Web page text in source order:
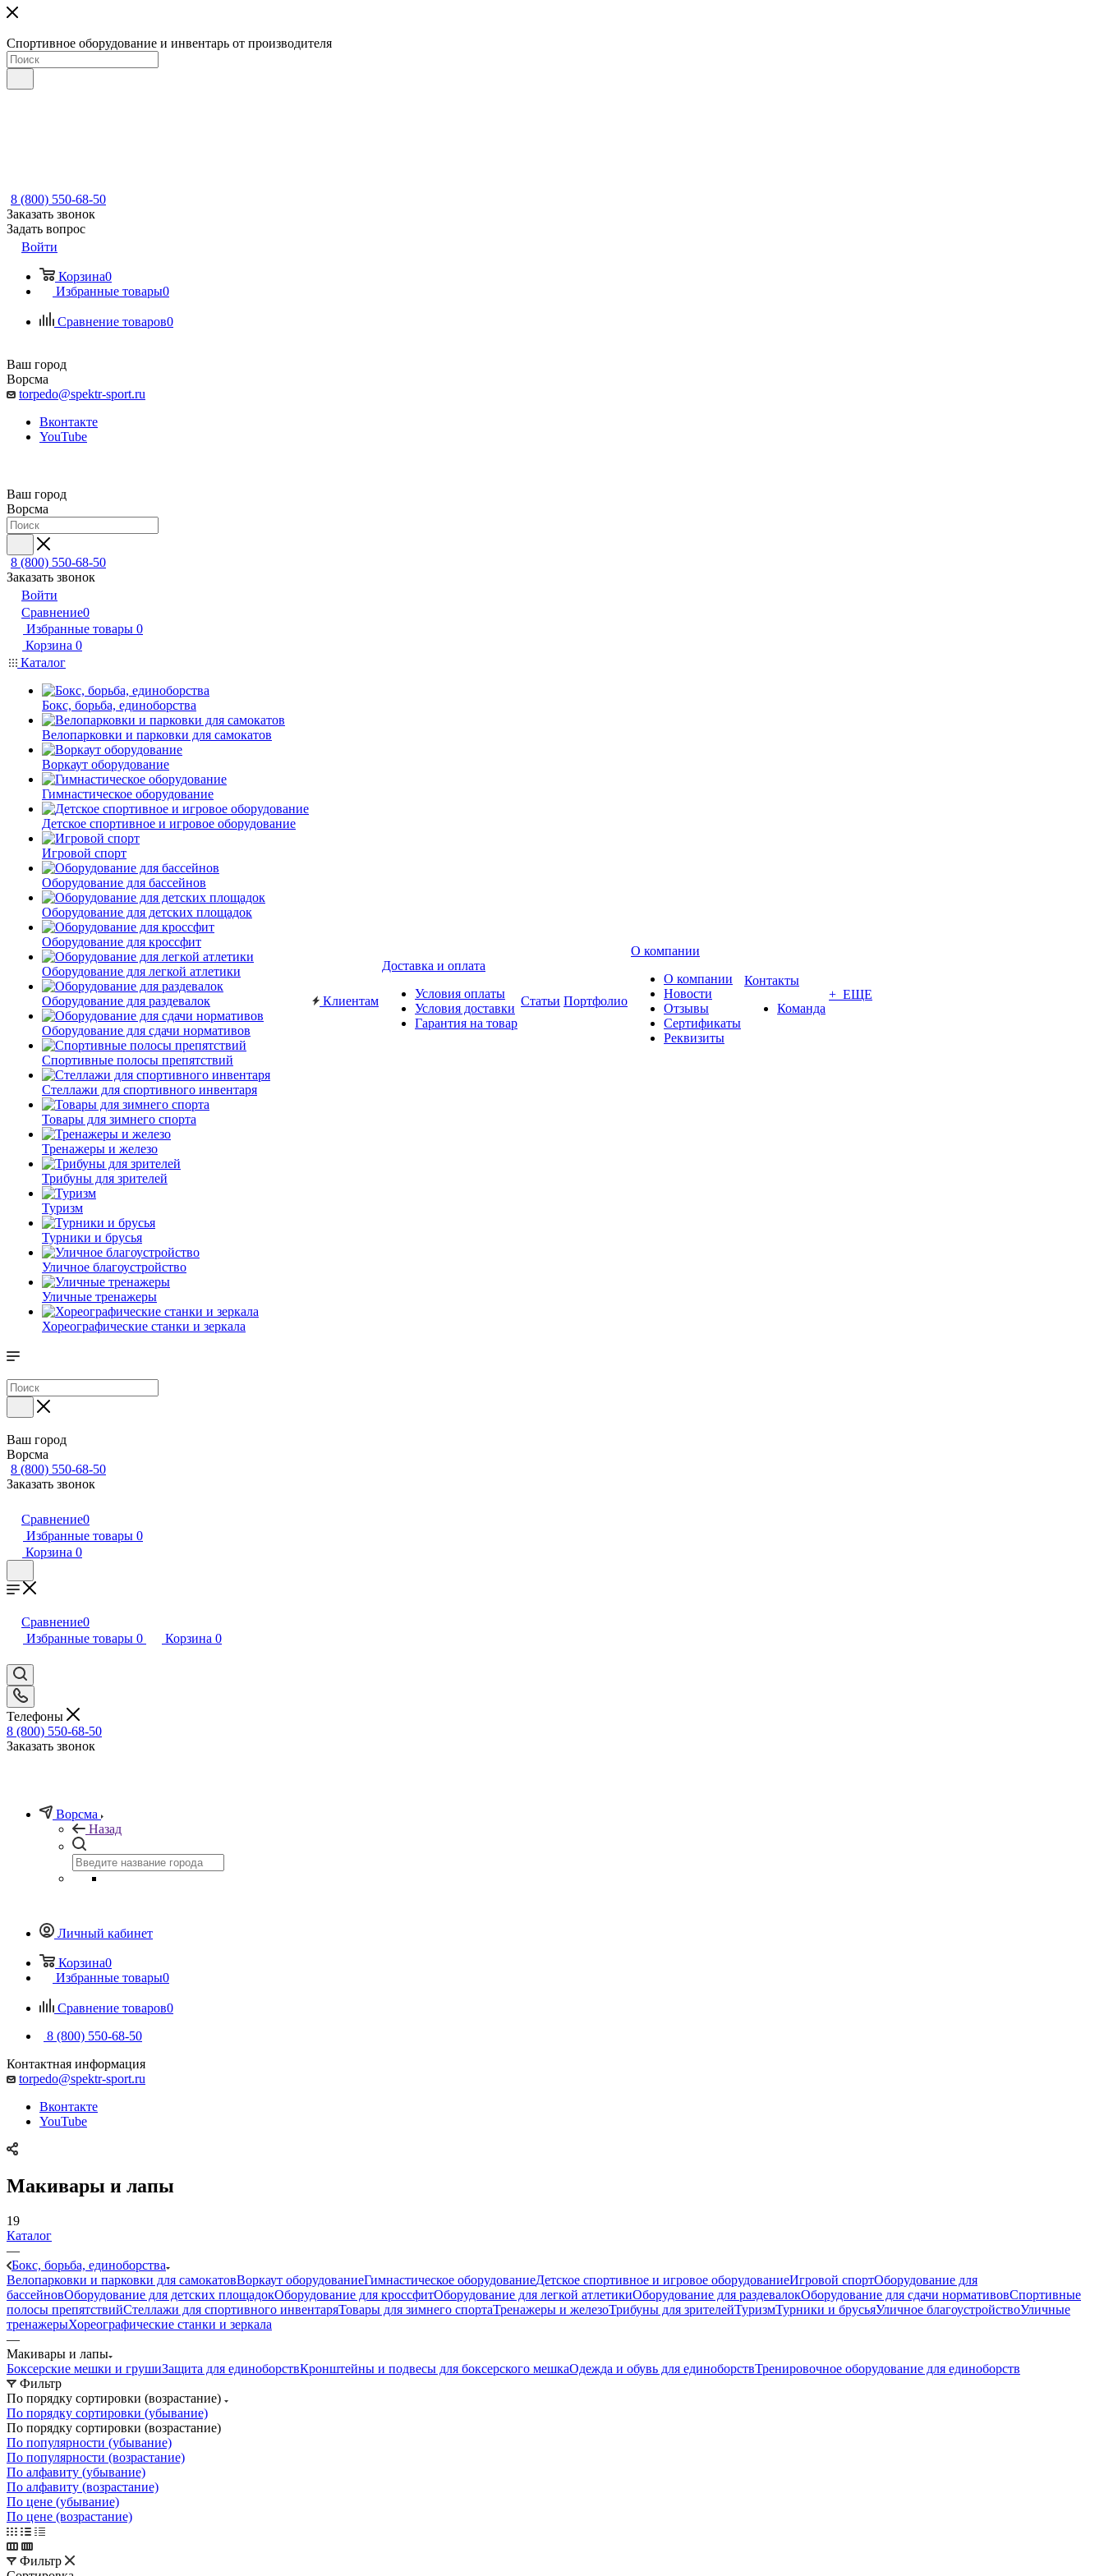
Спортивное оборудование и инвентарь от производителя
8 (800) 550-68-50
Заказать звонок
Задать вопрос
Войти
Корзина0
Избранные товары0
Сравнение товаров0
Ваш город
Ворсма
torpedo@spektr-sport.ru
Вконтакте
YouTube
Ваш город
Ворсма
8 (800) 550-68-50
Заказать звонок
Войти
Сравнение0
Избранные товары 0
Корзина 0
Каталог
Бокс, борьба, единоборства
Велопарковки и парковки для самокатов
Воркаут оборудование
Гимнастическое оборудование
Детское спортивное и игровое оборудование
Игровой спорт
Оборудование для бассейнов
Оборудование для детских площадок
Оборудование для кроссфит
Оборудование для легкой атлетики
Оборудование для раздевалок
Оборудование для сдачи нормативов
Спортивные полосы препятствий
Стеллажи для спортивного инвентаря
Товары для зимнего спорта
Тренажеры и железо
Трибуны для зрителей
Туризм
Турники и брусья
Уличное благоустройство
Уличные тренажеры
Хореографические станки и зеркала
Клиентам
Доставка и оплата
Условия оплаты
Условия доставки
Гарантия на товар
Статьи Портфолио
О компании
О компании
Новости
Отзывы
Сертификаты
Реквизиты
Контакты
Команда
+ ЕЩЕ
Ваш город
Ворсма
8 (800) 550-68-50
Заказать звонок
Сравнение0
Избранные товары 0
Корзина 0
Сравнение0
Избранные товары 0 Корзина 0
Телефоны
8 (800) 550-68-50
Заказать звонок
Ворсма
Назад
Личный кабинет
Корзина0
Избранные товары0
Сравнение товаров0
8 (800) 550-68-50
Контактная информация
torpedo@spektr-sport.ru
Вконтакте
YouTube
Макивары и лапы
19
Каталог
—
Бокс, борьба, единоборства
Велопарковки и парковки для самокатовВоркаут оборудованиеГимнастическое оборудованиеДетское спортивное и игровое оборудованиеИгровой спортОборудование для
бассейновОборудование для детских площадокОборудование для кроссфитОборудование для легкой атлетикиОборудование для раздевалокОборудование для сдачи нормативовСпортивные
полосы препятствийСтеллажи для спортивного инвентаряТовары для зимнего спортаТренажеры и железоТрибуны для зрителейТуризмТурники и брусьяУличное благоустройствоУличные
тренажерыХореографические станки и зеркала
—
Макивары и лапы
Боксерские мешки и грушиЗащита для единоборствКронштейны и подвесы для боксерского мешкаОдежда и обувь для единоборствТренировочное оборудование для единоборств
Фильтр
По порядку сортировки (возрастание)
По порядку сортировки (убывание)
По порядку сортировки (возрастание)
По популярности (убывание)
По популярности (возрастание)
По алфавиту (убывание)
По алфавиту (возрастание)
По цене (убывание)
По цене (возрастание)
Фильтр